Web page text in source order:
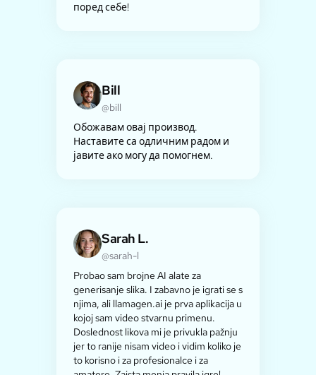
поред себе!
Bill
@bill
Обожавам овај производ.
Наставите са одличним радом и
јавите ако могу да помогнем.
Sarah L.
@sarah-l
Probao sam brojne AI alate za
generisanje slika. I zabavno je igrati se s
njima, ali llamagen.ai je prva aplikacija u
kojoj sam video stvarnu primenu.
Doslednost likova mi je privukla pažnju
jer to ranije nisam video i vidim koliko je
to korisno i za profesionalce i za